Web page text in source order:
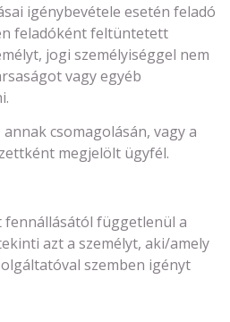
igénybevétele esetén feladó
feladóként feltüntetett
jogi személyiséggel nem
vagy egyéb
csomagolásán, vagy a
megjelölt ügyfél.
fennállásától függetlenül a
azt a személyt, aki/amely
szemben igényt